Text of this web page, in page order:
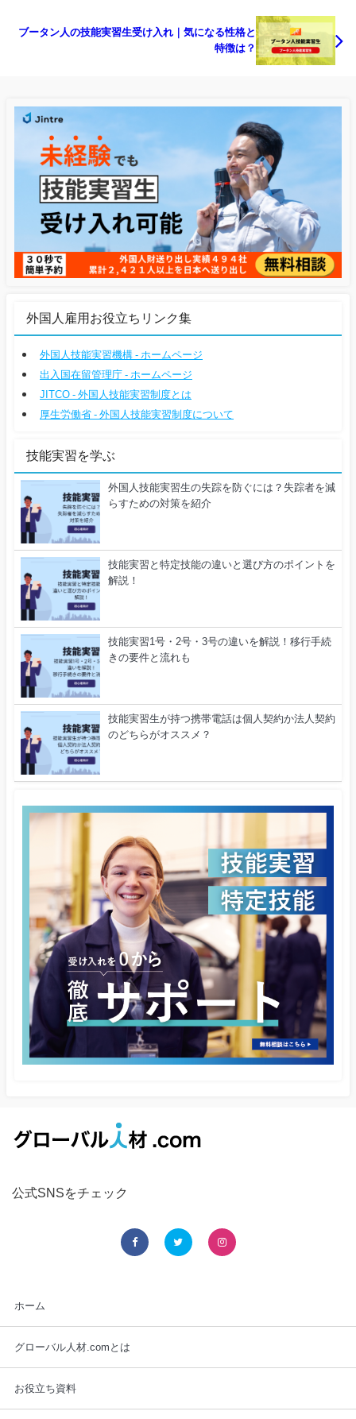
ブータン人の技能実習生受け入れ｜気になる性格と
特徴は？
外国人雇用お役立ちリンク集
外国人技能実習機構 - ホームページ
出入国在留管理庁 - ホームページ
JITCO - 外国人技能実習制度とは
厚生労働省 - 外国人技能実習制度について
技能実習を学ぶ
外国人技能実習生の失踪を防ぐには？失踪者を減
らすための対策を紹介
技能実習と特定技能の違いと選び方のポイントを
解説！
技能実習1号・2号・3号の違いを解説！移行手続
きの要件と流れも
技能実習生が持つ携帯電話は個人契約か法人契約
のどちらがオススメ？
公式SNSをチェック
ホーム
グローバル人材.comとは
お役立ち資料